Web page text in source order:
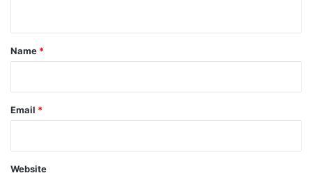
*
Name *
Email *
Website